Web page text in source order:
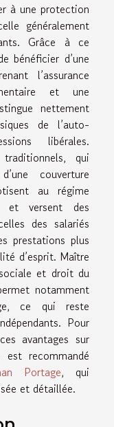
à une protection
généralement
Grâce à ce
bénéficier d’une
l’assurance
et une
nettement
de l’auto-
libérales.
qui
couverture
au régime
et versent des
des salariés
prestations plus
d’esprit. Maître
et droit du
notamment
ce qui reste
Pour
avantages sur
recommandé
Portage, qui
et détaillée.